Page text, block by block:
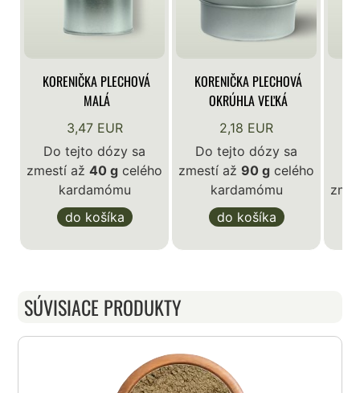
KORENIČKA PLECHOVÁ
MALÁ
3,47 EUR
Do tejto dózy sa
zmestí až40 g celého
kardamómu
do košíka
KORENIČKA PLECHOVÁ
OKRÚHLA VEĽKÁ
2,18 EUR
Do tejto dózy sa
zmestí až90 g celého
kardamómu
do košíka
SÚVISIACE PRODUKTY